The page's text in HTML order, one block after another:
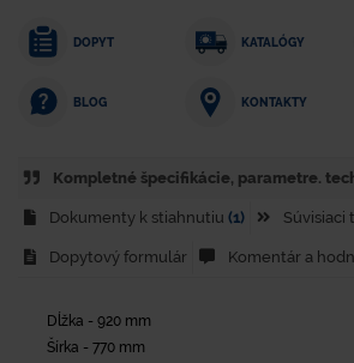
DOPYT KATALÓGY
BLOG KONTAKTY
Kompletné špecifikácie, parametre.
Dokumenty k stiahnutiu (1) Súvisiaci
Dopytový formulár Komentár a
Dĺžka - 920 mm
Šírka - 770 mm